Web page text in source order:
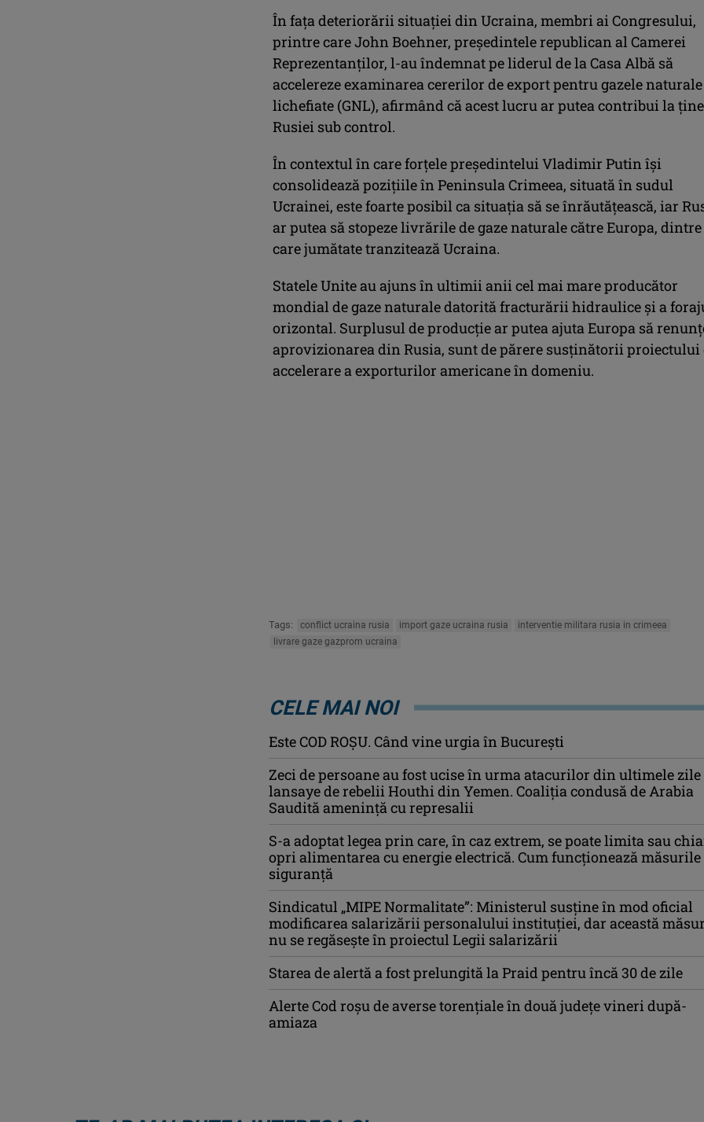
În faţa deteriorării situaţiei din Ucraina, membri ai Congresului,
printre care John Boehner, preşedintele republican al Camerei
Reprezentanţilor, l-au îndemnat pe liderul de la Casa Albă să
accelereze examinarea cererilor de export pentru gazele naturale
lichefiate (GNL), afirmând că acest lucru ar putea contribui la
Rusiei sub control.
În contextul în care forţele preşedintelui Vladimir Putin îşi
consolidează poziţiile în Peninsula Crimeea, situată în sudul
Ucrainei, este foarte posibil ca situaţia să se înrăutăţească, iar
ar putea să stopeze livrările de gaze naturale către Europa, dintre
care jumătate tranzitează Ucraina.
Statele Unite au ajuns în ultimii anii cel mai mare producător
mondial de gaze naturale datorită fracturării hidraulice şi a
orizontal. Surplusul de producţie ar putea ajuta Europa să
aprovizionarea din Rusia, sunt de părere susţinătorii proiectului
accelerare a exporturilor americane în domeniu.
Tags: conflict ucraina rusia import gaze ucraina rusia
interventie militara rusia in crimeea
livrare gaze gazprom ucraina
CELE MAI NOI
Este COD ROŞU. Când vine urgia în Bucureşti
Zeci de persoane au fost ucise în urma atacurilor din ultimele zile
lansaye de rebelii Houthi din Yemen. Coaliția condusă de Arabia
Saudită amenință cu represalii
S-a adoptat legea prin care, în caz extrem, se poate limita sau
opri alimentarea cu energie electrică. Cum funcționează măsurile
siguranță
Sindicatul „MIPE Normalitate”: Ministerul susține în mod oficial
modificarea salarizării personalului instituției, dar această
nu se regăsește în proiectul Legii salarizării
Starea de alertă a fost prelungită la Praid pentru încă 30 de zile
Alerte Cod roşu de averse torenţiale în două județe vineri după-
amiaza